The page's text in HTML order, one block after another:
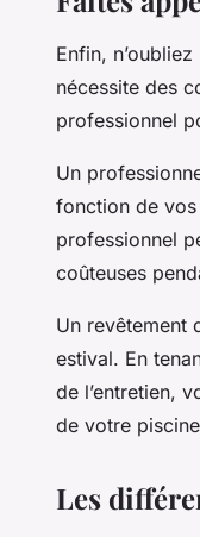
Enfin,
nécessite des
professionnel
Un
fonction de
professionnel
coûteuses
Un revêtement
estival. En
de l’entretien,
de votre
Les